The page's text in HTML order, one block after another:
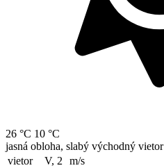
26 °C 10 °C
jasná obloha, slabý východný vietor
vietor
V, 2
m/s